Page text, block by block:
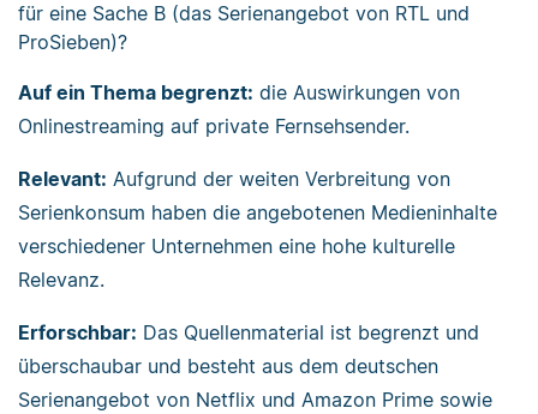
für eine Sache B (das Serienangebot von RTL und
ProSieben)?
Auf ein Thema begrenzt: die Auswirkungen von
Onlinestreaming auf private Fernsehsender.
Relevant: Aufgrund der weiten Verbreitung von
Serienkonsum haben die angebotenen Medieninhalte
verschiedener Unternehmen eine hohe kulturelle
Relevanz.
Erforschbar: Das Quellenmaterial ist begrenzt und
überschaubar und besteht aus dem deutschen
Serienangebot von Netflix und Amazon Prime sowie